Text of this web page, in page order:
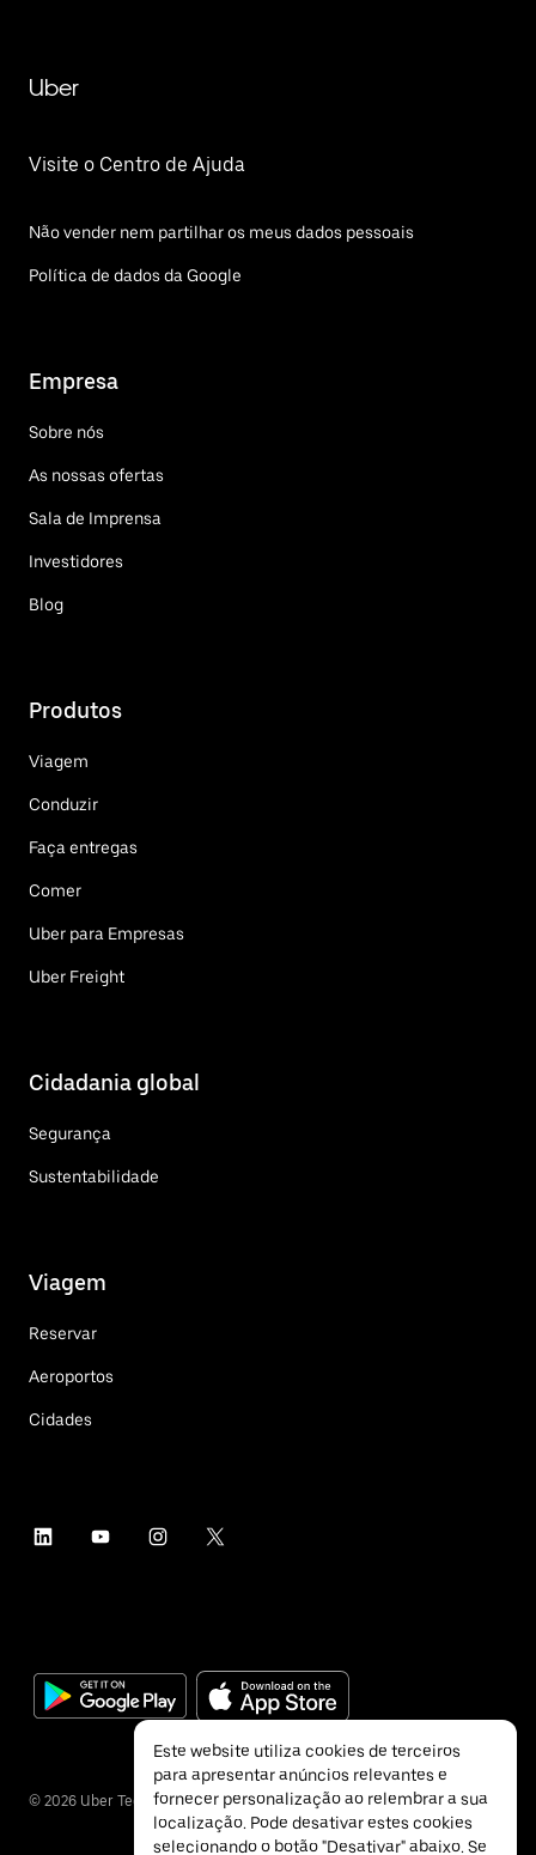
Uber
Visite o Centro de Ajuda
Não vender nem partilhar os meus dados pessoais
Política de dados da Google
Empresa
Sobre nós
As nossas ofertas
Sala de Imprensa
Investidores
Blog
Produtos
Viagem
Conduzir
Faça entregas
Comer
Uber para Empresas
Uber Freight
Cidadania global
Segurança
Sustentabilidade
Viagem
Reservar
Aeroportos
Cidades
© 2026 Uber Technologies Inc.
Este website utiliza cookies de terceiros
para apresentar anúncios relevantes e
fornecer personalização ao relembrar a sua
localização. Pode desativar estes cookies
selecionando o botão "Desativar" abaixo. Se